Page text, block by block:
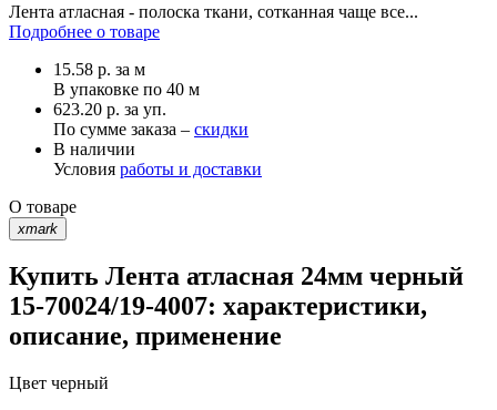
Лента атласная - полоска ткани, сотканная чаще все...
Подробнее о товаре
15.58 р. за м
В упаковке по 40 м
623.20 р. за уп.
По сумме заказа – скидки
В наличии
Условия работы и доставки
О товаре
xmark
Купить Лента атласная 24мм черный
15-70024/19-4007: характеристики,
описание, применение
Цвет черный